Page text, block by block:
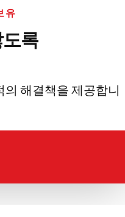
유
록
해결책을 제공합니